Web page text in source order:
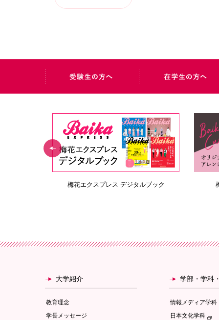
BAIKA 14+α「仕上げ磨き応援サイト」
大学紹介
教育理念
学長メッセージ
学部・学科
情報メディア学科
日本文化学科